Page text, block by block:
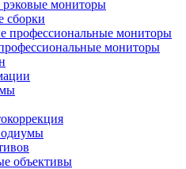
мониторы
сборки
профессиональные мониторы
мониторы
объективы